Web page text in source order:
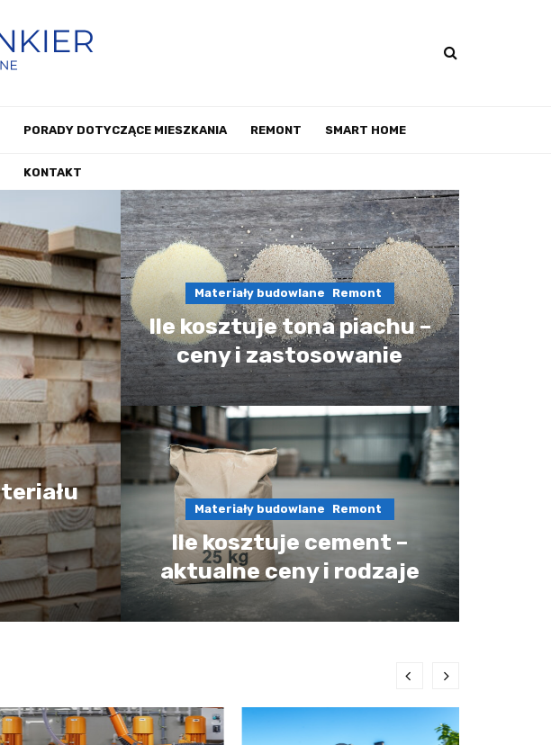
PORADY DOTYCZĄCE MIESZKANIA REMONT SMART HOME
KONTAKT
Materiały budowlane Remont
Ile kosztuje tona piachu –
ceny i zastosowanie
Materiały budowlane Remont
Ile kosztuje cement –
aktualne ceny i rodzaje